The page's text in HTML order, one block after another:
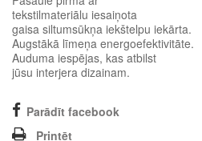
tekstilmateriālu iesaiņota
gaisa siltumsūkņa iekštelpu iekārta.
Augstākā līmeņa energoefektivitāte.
Auduma iespējas, kas atbilst
jūsu interjera dizainam.
Parādīt facebook
Printēt